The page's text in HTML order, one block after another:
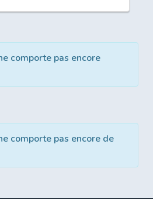
comporte pas encore
comporte pas encore de